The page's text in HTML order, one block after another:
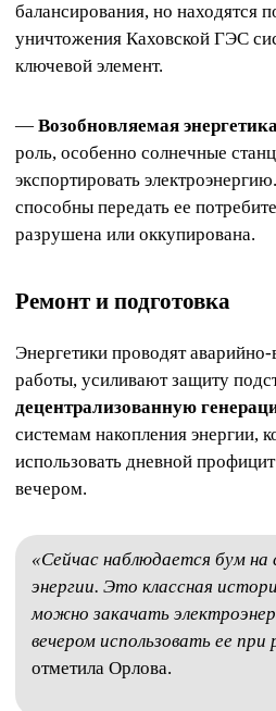
балансирования, но находятся
уничтожения Каховской ГЭС
ключевой элемент.
— Возобновляемая
роль, особенно солнечные
экспортировать
способны передать ее
разрушена или оккупирована.
Ремонт и подготовка
Энергетики проводят
работы, усиливают защиту
децентрализованную
системам накопления энергии,
использовать дневной
вечером.
«Сейчас наблюдается бум на
энергии. Это классная
можно закачать
вечером использовать ее при
отметила Орлова.